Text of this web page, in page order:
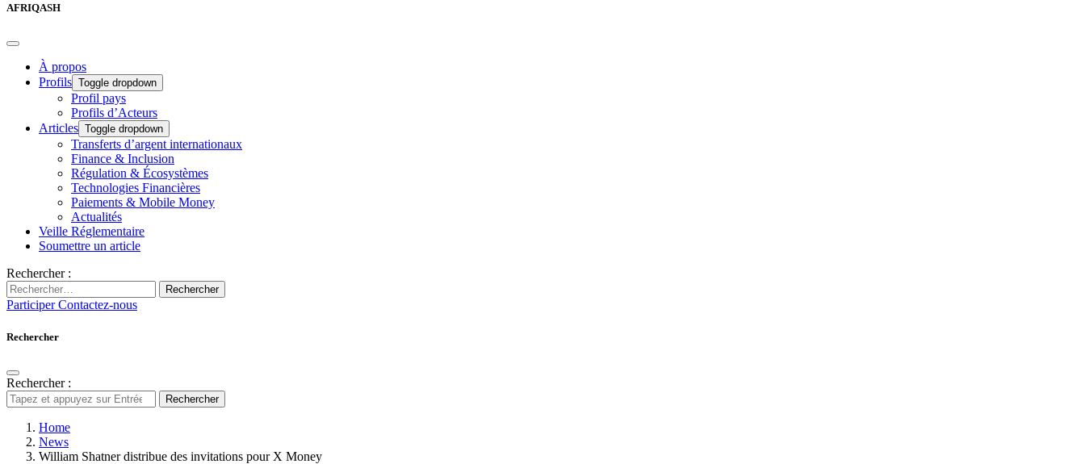
AFRIQASH
À propos
Profils Toggle dropdown
Profil pays
Profils d’Acteurs
Articles Toggle dropdown
Transferts d’argent internationaux
Finance & Inclusion
Régulation & Écosystèmes
Technologies Financières
Paiements & Mobile Money
Actualités
Veille Réglementaire
Soumettre un article
Rechercher :
Rechercher
ParticiperContactez-nous
Rechercher
Rechercher :
Rechercher
Home
News
William Shatner distribue des invitations pour X Money